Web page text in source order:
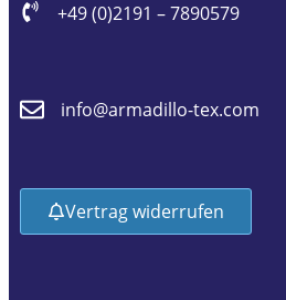
+49 (0)2191 – 7890579
info@armadillo-tex.com
Vertrag widerrufen